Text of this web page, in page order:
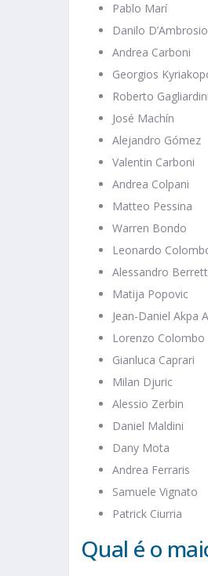
Pablo Marí
Danilo D’Ambrosio
Andrea Carboni
Georgios
Roberto Gagliardini
José Machín
Alejandro Gómez
Valentin Carboni
Andrea Colpani
Matteo Pessina
Warren Bondo
Leonardo
Alessandro
Matija Popovic
Jean-Daniel Akpa
Lorenzo Colombo
Gianluca Caprari
Milan Djuric
Alessio Zerbin
Daniel Maldini
Dany Mota
Andrea Ferraris
Samuele Vignato
Patrick Ciurria
Qual é o